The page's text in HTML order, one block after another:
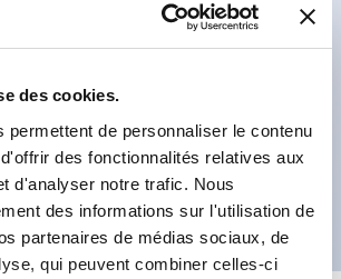
des cookies.
permettent de personnaliser le contenu
des fonctionnalités relatives aux
d'analyser notre trafic. Nous
des informations sur l'utilisation de
partenaires de médias sociaux, de
qui peuvent combiner celles-ci
de commutation (10A)
enfichables ou de type PCB
un voyant lumineux et un
incluant montage supérieur,
de montage sur panneau